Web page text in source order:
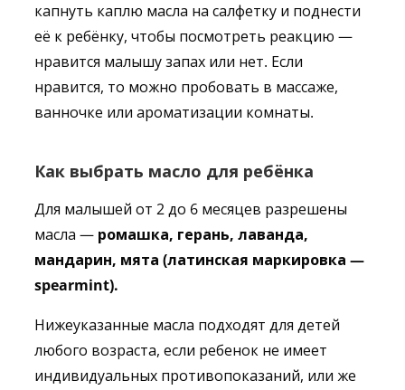
капнуть каплю масла на салфетку и поднести
её к ребёнку, чтобы посмотреть реакцию —
нравится малышу запах или нет. Если
нравится, то можно пробовать в массаже,
ванночке или ароматизации комнаты.
Как выбрать масло для ребёнка
Для малышей от 2 до 6 месяцев разрешены
масла — ромашка, герань, лаванда,
мандарин, мята (латинская маркировка —
spearmint).
Нижеуказанные масла подходят для детей
любого возраста, если ребенок не имеет
индивидуальных противопоказаний, или же